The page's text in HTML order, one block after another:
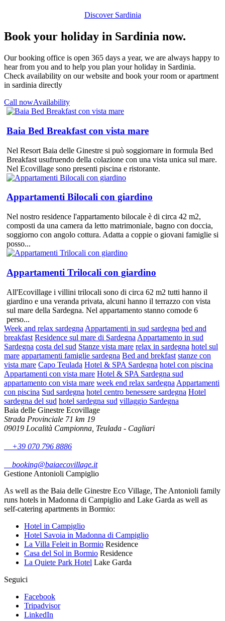
Discover Sardinia
Book your holiday in Sardinia now.
Our booking office is open 365 days a year, we are always happy to
hear from you and to help you plan your holiday in Sardinia.
Check availability on our website and book your room or apartment
in sardinia directly
Call nowAvailability
Baia Bed Breakfast con vista mare
Nel Resort Baia delle Ginestre si può soggiornare in formula Bed
Breakfast usufruendo della colazione con una vista unica sul mare.
Nel Ecovillage sono presenti piscina e ristorante.
Appartamenti Bilocali con giardino
Nel nostro residence l'appartamento bilocale è di circa 42 m2,
composti da una camera da letto matrimoniale, bagno con doccia,
soggiorno con angolo cottura. Adatta a coppie o giovani famiglie si
posso...
Appartamenti Trilocali con giardino
All'Ecovillage i villini trilocali sono di circa 62 m2 tutti hanno il
giardino e una veranda privata, alcuni hanno il terrazzo con vista
sul mare della Sardegna. Nel appartamento stanno comode 6
perso...
Week and relax sardegna Appartamenti in sud sardegna bed and
breakfast Residence sul mare di Sardegna Appartamento in sud
Sardegna costa del sud Stanze vista mare relax in sardegna hotel sul
mare appartamenti famiglie sardegna Bed and brekfast stanze con
vista mare Capo Teulada Hotel & SPA Sardegna hotel con piscina
Appartamenti con vista mare Hotel & SPA Sardegna sud
appartamento con vista mare week end relax sardegna Appartamenti
con piscina Sud sardegna hotel centro benessere sardegna Hotel
sardegna del sud hotel sardegna sud villaggio Sardegna
Baia delle Ginestre Ecovillage
Strada Provinciale 71 km 19
09019 Località Campionna, Teulada - Cagliari
+39 070 796 8886
booking@baiaecovillage.it
Gestione Antonioli Campiglio
As well as the Baia delle Ginestre Eco Village, The Antonioli family
runs hotels in Madonna di Campiglio and Lake Garda as well as
self-catering apartments in Bormio:
Hotel in Campiglio
Hotel Savoia in Madonna di Campiglio
La Villa Feleit in Bormio Residence
Casa del Sol in Bormio Residence
La Quiete Park Hotel Lake Garda
Seguici
Facebook
Tripadvisor
LinkedIn